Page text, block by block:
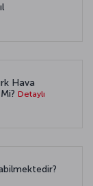
Hava
Detaylı